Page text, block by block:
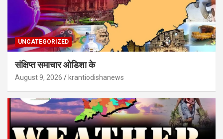
UNCATEGORIZED
संक्षिप्त समाचार ओडिशा के
August 9, 2026 krantiodishanews